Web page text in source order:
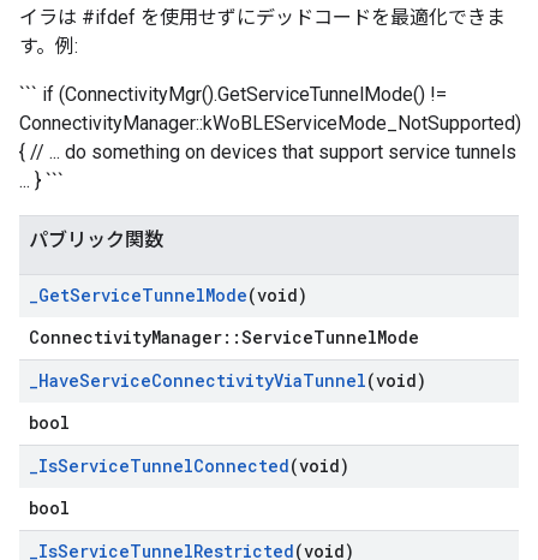
イラは #ifdef を使用せずにデッドコードを最適化できま
す。例:
``` if (ConnectivityMgr().GetServiceTunnelMode() !=
ConnectivityManager::kWoBLEServiceMode_NotSupported)
{ // ... do something on devices that support service tunnels
... } ```
パブリック関数
_GetServiceTunnelMode(void)
ConnectivityManager::ServiceTunnelMode
_HaveServiceConnectivityViaTunnel(void)
bool
_IsServiceTunnelConnected(void)
bool
_IsServiceTunnelRestricted(void)